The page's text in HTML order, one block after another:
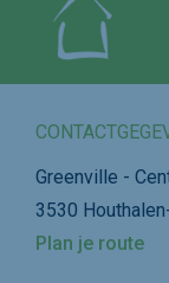
Greenville -
3530
Plan je route